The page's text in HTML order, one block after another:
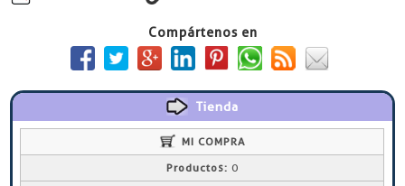
Compártenos en
Tienda
MI COMPRA
Productos: 0